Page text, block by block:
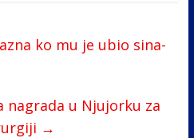
ko mu je ubio sina-
nagrada u Njujorku za
→